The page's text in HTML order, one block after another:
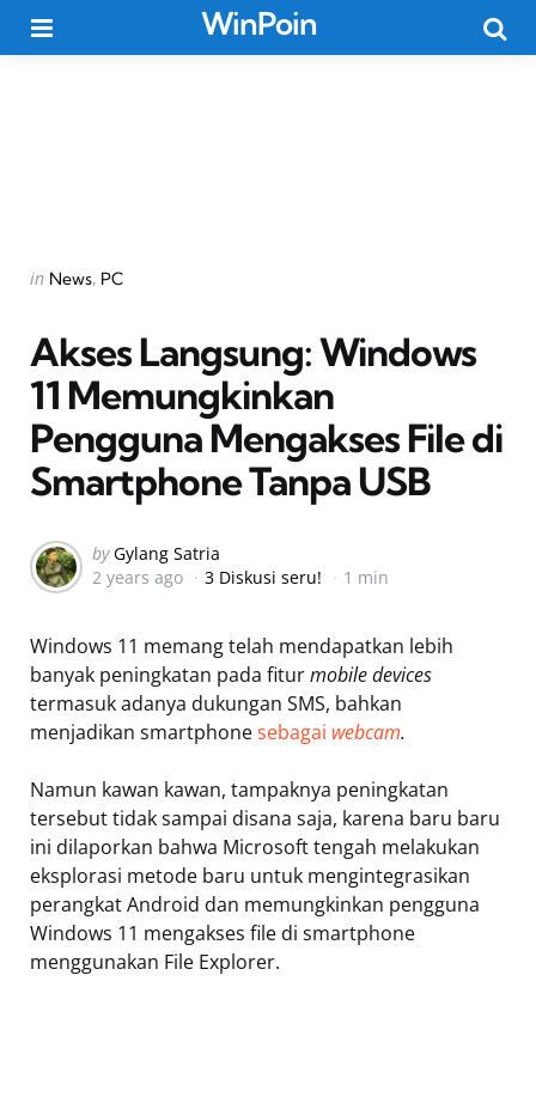
WinPoin
Categories
Posted
in News PC
Akses Langsung: Windows
11 Memungkinkan
Pengguna Mengakses File di
Smartphone Tanpa USB
Posted
by
by Gylang Satria
2 years ago
3 Diskusi seru! 1 min
Windows 11 memang telah mendapatkan lebih
banyak peningkatan pada fiturmobile devices
termasuk adanya dukungan SMS, bahkan
menjadikan smartphonesebagai webcam.
Namun kawan kawan, tampaknya peningkatan
tersebut tidak sampai disana saja, karena baru baru
ini dilaporkan bahwa Microsoft tengah melakukan
eksplorasi metode baru untuk mengintegrasikan
perangkat Android dan memungkinkan pengguna
Windows 11 mengakses file di smartphone
menggunakan File Explorer.